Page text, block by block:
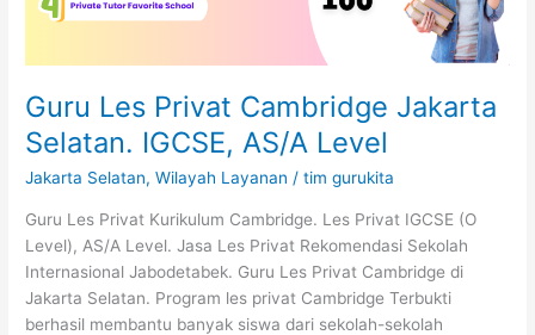
Guru Les Privat Cambridge Jakarta
Selatan. IGCSE, AS/A Level
Jakarta Selatan,Wilayah Layanan /tim gurukita
Guru Les Privat Kurikulum Cambridge. Les Privat IGCSE (O
Level), AS/A Level. Jasa Les Privat Rekomendasi Sekolah
Internasional Jabodetabek. Guru Les Privat Cambridge di
Jakarta Selatan. Program les privat Cambridge Terbukti
berhasil membantu banyak siswa dari sekolah-sekolah
Level